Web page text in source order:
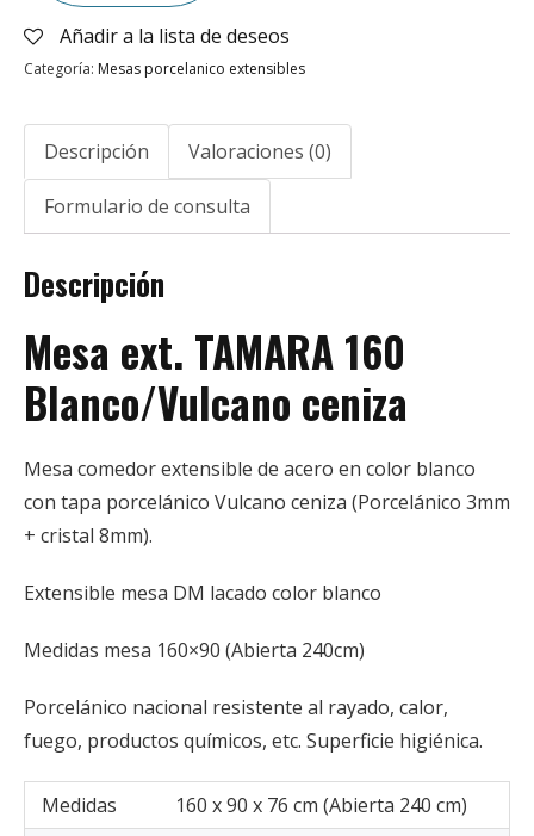
Añadir a la lista de deseos
Categoría: Mesas porcelanico extensibles
Descripción Valoraciones (0)
Formulario de consulta
Descripción
Mesa ext. TAMARA 160
Blanco/Vulcano ceniza
Mesa comedor extensible de acero en color blanco
con tapa porcelánico Vulcano ceniza (Porcelánico 3mm
+ cristal 8mm).
Extensible mesa DM lacado color blanco
Medidas mesa 160×90 (Abierta 240cm)
Porcelánico nacional resistente al rayado, calor,
fuego, productos químicos, etc. Superficie higiénica.
Medidas
160 x 90 x 76 cm (Abierta 240 cm)